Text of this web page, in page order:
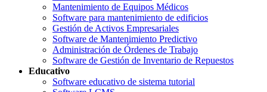
Mantenimiento de Equipos Médicos
Software para mantenimiento de edificios
Gestión de Activos Empresariales
Software de Mantenimiento Predictivo
Administración de Órdenes de Trabajo
Software de Gestión de Inventario de Repuestos
Educativo
Software educativo de sistema tutorial